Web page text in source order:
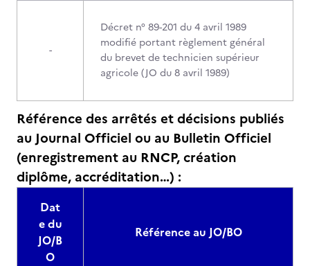
-
Décret n° 89-201 du 4 avril 1989
modifié portant règlement général
du brevet de technicien supérieur
agricole (JO du 8 avril 1989)
Référence des arrêtés et décisions publiés
au Journal Officiel ou au Bulletin Officiel
(enregistrement au RNCP, création
diplôme, accréditation…) :
Dat
e du
JO/B
O
Référence au JO/BO